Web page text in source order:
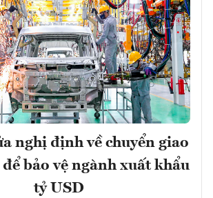
nghị định về chuyển giao
bảo vệ ngành xuất khẩu
tỷ USD